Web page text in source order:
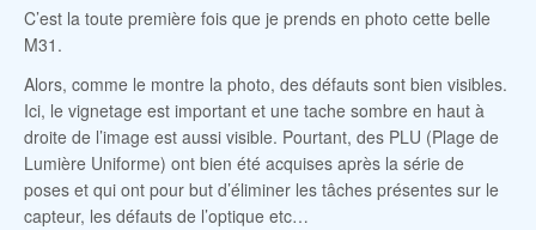
C’est la toute première fois que je prends en photo cette belle
M31.
Alors, comme le montre la photo, des défauts sont bien visibles.
Ici, le vignetage est important et une tache sombre en haut à
droite de l’image est aussi visible. Pourtant, des PLU (Plage de
Lumière Uniforme) ont bien été acquises après la série de
poses et qui ont pour but d’éliminer les tâches présentes sur le
capteur, les défauts de l’optique etc…